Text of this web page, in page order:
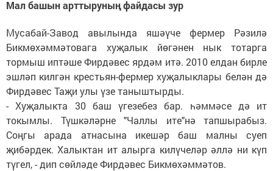
Мал башын арттыруның файдасы зур
Мусабай-Завод авылында яшәүче фермер Рәзилә
Бикмөхәммәтовага хуҗалык йөгәнен нык тотарга
тормыш иптәше Фирдәвес ярдәм итә. 2010 елдан бирле
эшләп килгән крестьян-фермер хуҗалыклары белән дә
Фирдәвес Таҗи улы үзе таныштырды.
- Хуҗалыкта 30 баш үгезебез бар. һәммәсе дә ит
токымлы. Түшкәләрне "Чаллы ите"нә тапшырабыз.
Соңгы арада атнасына икешәр баш малны суеп
җибәрдек. Халыктан ит алырга килүчеләр әллә ни күп
түгел, - дип сөйләде Фирдәвес Бикмөхәммәтов.